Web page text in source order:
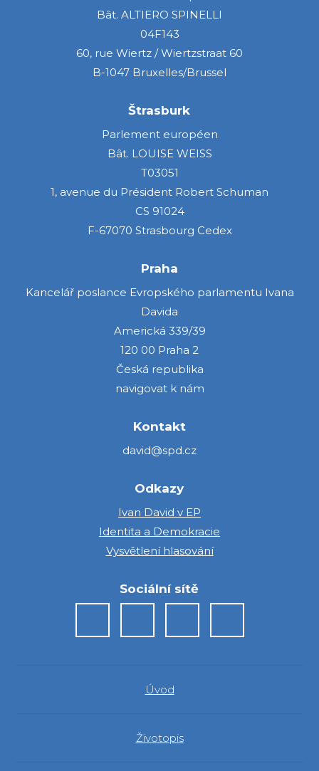
Bât. ALTIERO SPINELLI
04F143
60, rue Wiertz / Wiertzstraat 60
B-1047 Bruxelles/Brussel
Štrasburk
Parlement européen
Bât. LOUISE WEISS
T03051
1, avenue du Président Robert Schuman
CS 91024
F-67070 Strasbourg Cedex
Praha
Kancelář poslance Evropského parlamentu Ivana
Davida
Americká 339/39
120 00 Praha 2
Česká republika
navigovat k nám
Kontakt
david@spd.cz
Odkazy
Ivan David v EP
Identita a Demokracie
Vysvětlení hlasování
Sociální sítě
Úvod
Životopis